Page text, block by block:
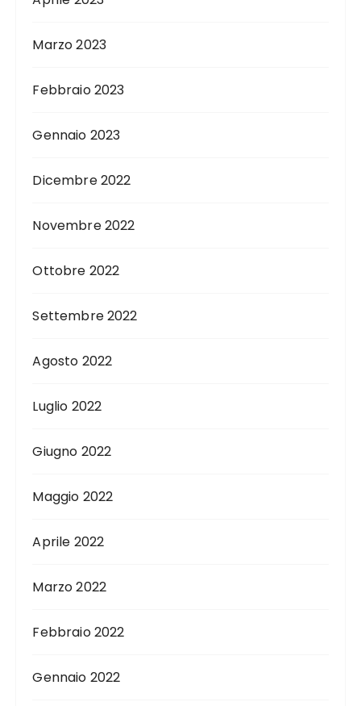
Marzo 2023
Febbraio 2023
Gennaio 2023
Dicembre 2022
Novembre 2022
Ottobre 2022
Settembre 2022
Agosto 2022
Luglio 2022
Giugno 2022
Maggio 2022
Aprile 2022
Marzo 2022
Febbraio 2022
Gennaio 2022